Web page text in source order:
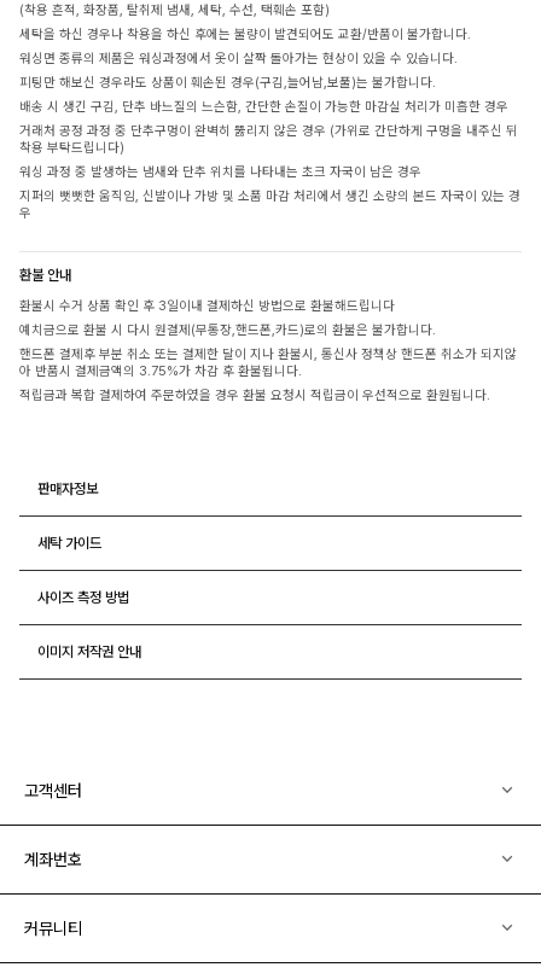
(착용 흔적, 화장품, 탈취제 냄새, 세탁, 수선, 택훼손 포함)
세탁을 하신 경우나 착용을 하신 후에는 불량이 발견되어도 교환/반품이 불가합니다.
워싱면 종류의 제품은 워싱과정에서 옷이 살짝 돌아가는 현상이 있을 수 있습니다.
피팅만 해보신 경우라도 상품이 훼손된 경우(구김,늘어남,보풀)는 불가합니다.
배송 시 생긴 구김, 단추 바느질의 느슨함, 간단한 손질이 가능한 마감실 처리가 미흡한 경우
거래처 공정 과정 중 단추구멍이 완벽히 뚫리지 않은 경우 (가위로 간단하게 구멍을 내주신 뒤
착용 부탁드립니다)
워싱 과정 중 발생하는 냄새와 단추 위치를 나타내는 초크 자국이 남은 경우
지퍼의 뻣뻣한 움직임, 신발이나 가방 및 소품 마감 처리에서 생긴 소량의 본드 자국이 있는 경
우
환불 안내
환불시 수거 상품 확인 후 3일이내 결제하신 방법으로 환불해드립니다
예치금으로 환불 시 다시 원결제(무통장,핸드폰,카드)로의 환불은 불가합니다.
핸드폰 결제후 부분 취소 또는 결제한 달이 지나 환불시, 통신사 정책상 핸드폰 취소가 되지않
아 반품시 결제금액의 3.75%가 차감 후 환불됩니다.
적립금과 복합 결제하여 주문하였을 경우 환불 요청시 적립금이 우선적으로 환원됩니다.
판매자정보
세탁 가이드
사이즈 측정 방법
이미지 저작권 안내
고객센터
계좌번호
커뮤니티